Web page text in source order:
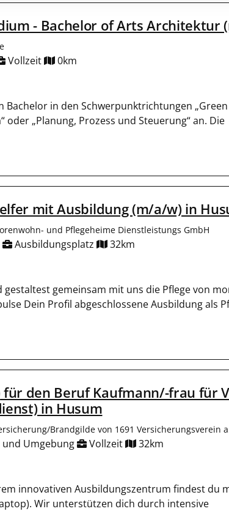
- Bachelor of Arts Architektur
Vollzeit 0km
in den Schwerpunktrichtungen „Green
oder „Planung, Prozess und Steuerung“ an. Die
mit Ausbildung (m/a/w) in
und Pflegeheime Dienstleistungs GmbH
Ausbildungsplatz 32km
gemeinsam mit uns die Pflege von
Dein Profil abgeschlossene Ausbildung als
den Beruf Kaufmann/-frau für
in Husum
Brandgilde von 1691 Versicherungsverein
und Umgebung Vollzeit 32km
innovativen Ausbildungszentrum findest du
Wir unterstützen dich durch intensive